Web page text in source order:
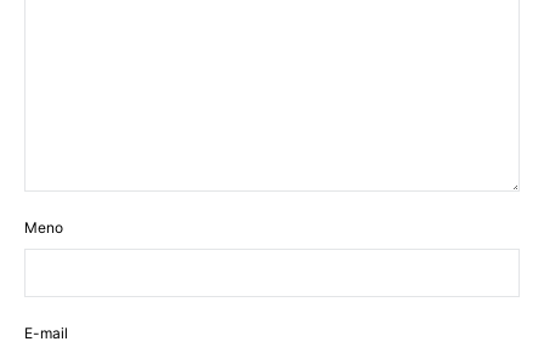
Meno
E-mail